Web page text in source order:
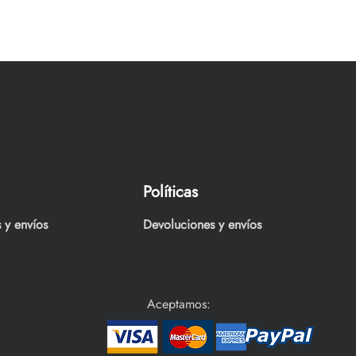
y envíos
Políticas
Devoluciones y envíos
Aceptamos: